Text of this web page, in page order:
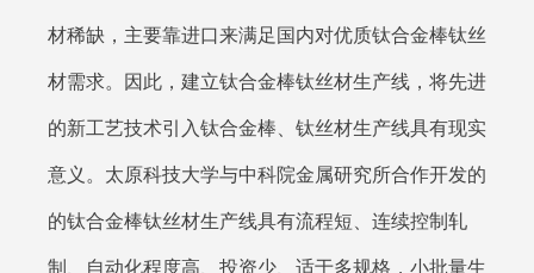
材稀缺，主要靠进口来满足国内对优质钛合金棒钛丝
材需求。因此，建立钛合金棒钛丝材生产线，将先进
的新工艺技术引入钛合金棒、钛丝材生产线具有现实
意义。太原科技大学与中科院金属研究所合作开发的
的钛合金棒钛丝材生产线具有流程短、连续控制轧
制、自动化程度高、投资少、适于多规格，小批量生